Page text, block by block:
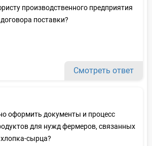
производственного предприятия
поставки?
Смотреть ответ
оформить документы и процесс
для нужд фермеров, связанных
сырца?